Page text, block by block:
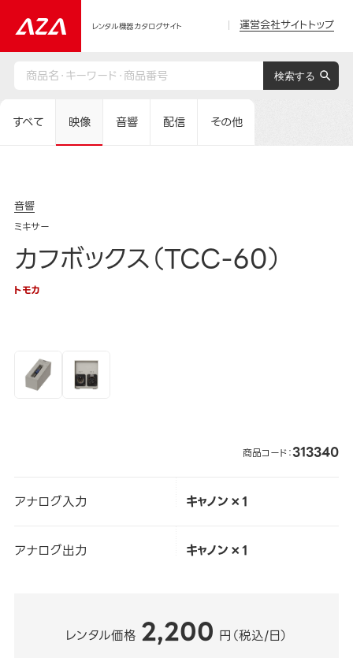
レンタル機器カタログサイト 運営会社サイトトップ
すべて 映像 音響 配信 その他
音響
ミキサー
カフボックス（TCC-60）
トモカ
商品コード：313340
アナログ入力 キャノン×1
アナログ出力 キャノン×1
レンタル価格 2,200 円（税込/日）